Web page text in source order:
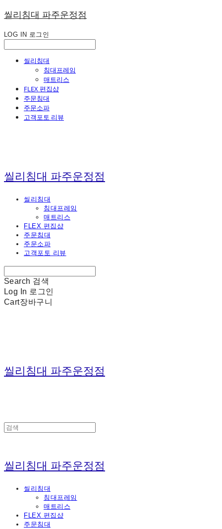
씰리침대 파주운정점
LOG IN 로그인
씰리침대
침대프레임
매트리스
FLEX 편집샵
주문침대
주문소파
고객포토 리뷰
씰리침대 파주운정점
씰리침대
침대프레임
매트리스
FLEX 편집샵
주문침대
주문소파
고객포토 리뷰
Search 검색
Log In 로그인
Cart장바구니
씰리침대 파주운정점
씰리침대 파주운정점
씰리침대
침대프레임
매트리스
FLEX 편집샵
주문침대